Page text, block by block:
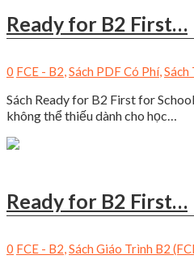
Ready for B2 First…
0 FCE - B2,Sách PDF Có Phí,Sách
Sách Ready for B2 First for
không thể thiếu dành cho học…
Ready for B2 First…
0 FCE - B2,Sách Giáo Trình B2